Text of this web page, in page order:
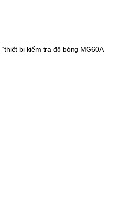
bị kiểm tra độ bóng MG60A